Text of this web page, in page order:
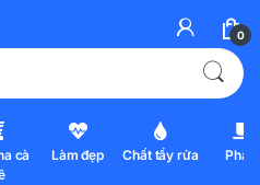
0
cà
Làm đẹp Chất tẩy rửa Pha